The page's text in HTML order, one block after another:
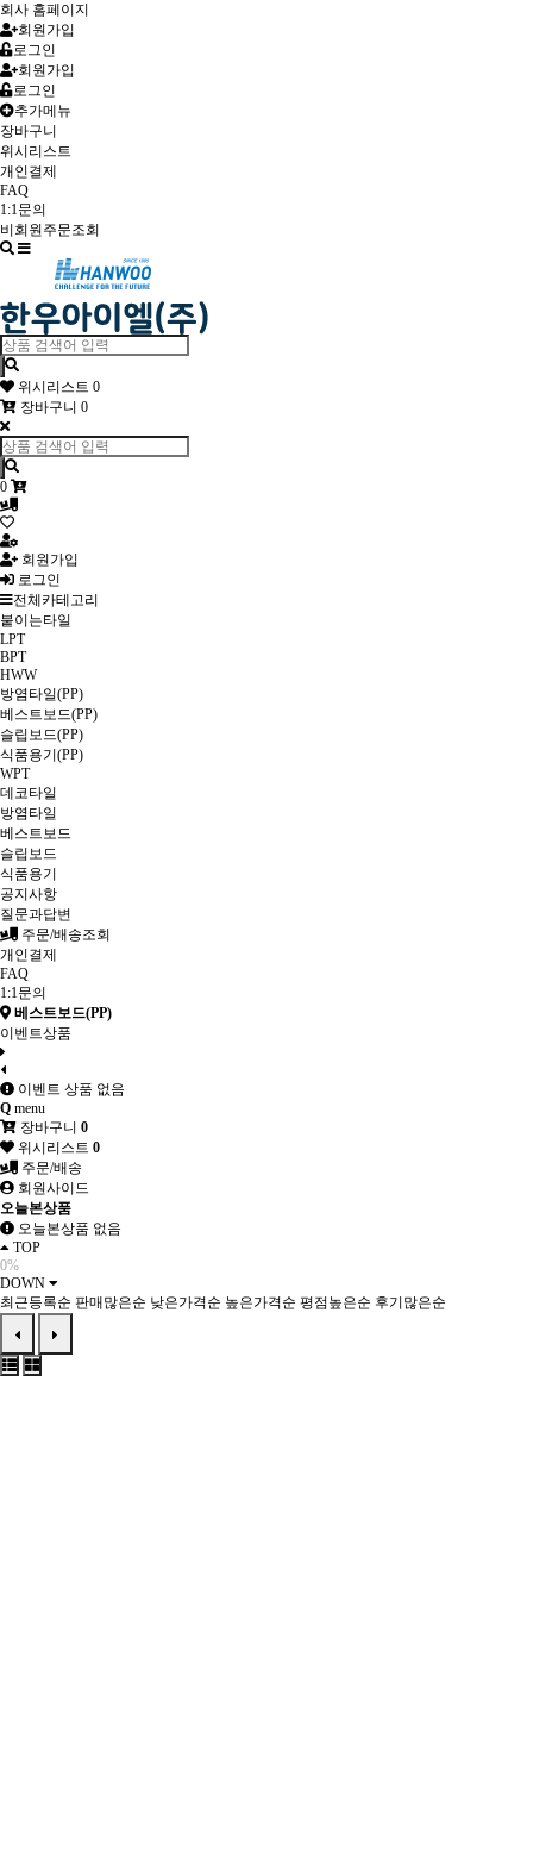
회사 홈페이지
회원가입
로그인
회원가입
로그인
추가메뉴
장바구니
위시리스트
개인결제
FAQ
1:1문의
비회원주문조회
Toggle
navigation
위시리스트 0
장바구니 0
0
회원가입
로그인
전체카테고리
붙이는타일
LPT
BPT
HWW
방염타일(PP)
베스트보드(PP)
슬립보드(PP)
식품용기(PP)
WPT
데코타일
방염타일
베스트보드
슬립보드
식품용기
공지사항
질문과답변
주문/배송조회
개인결제
FAQ
1:1문의
베스트보드(PP)
이벤트상품
이벤트 상품 없음
Q menu
장바구니 0
위시리스트 0
주문/배송
회원사이드
오늘본상품
오늘본상품 없음
TOP
0%
DOWN
최근등록순 판매많은순 낮은가격순 높은가격순 평점높은순 후기많은순